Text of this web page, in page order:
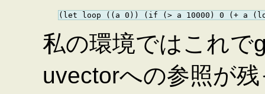
私の環境ではこれで
uvectorへの参照が